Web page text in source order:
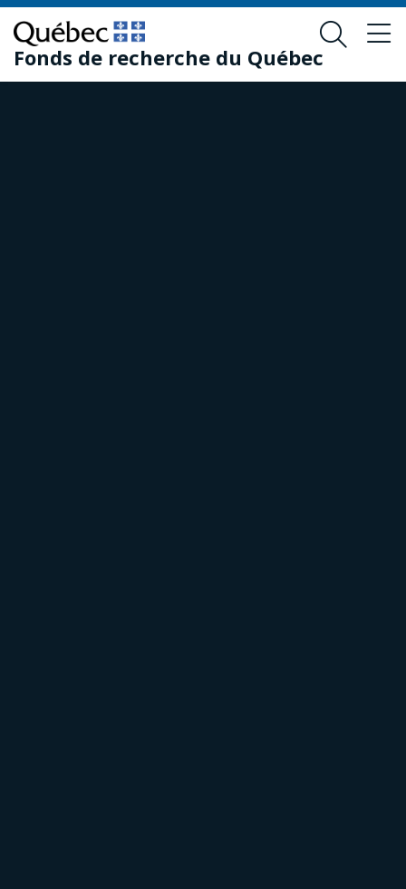
Passer
au
contenu
principal
Passer
au
pied
de
Fonds de recherche du Québec